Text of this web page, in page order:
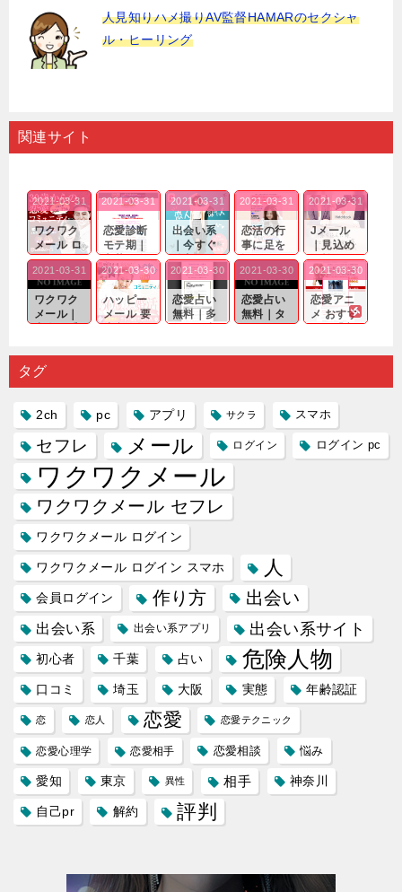
人見知りハメ撮りAV監督HAMARのセクシャ
ル・ヒーリング
関連サイト
ワクワク
メール ロ
グイン pc
｜心の底
から真
剣...
2021-03-31
恋愛診断
モテ期｜
老若男女
問わ
ず…。
2021-03-31
出会い系
｜今すぐ
仲良くな
れる相手
探しをし
たいと...
2021-03-31
恋活の行
事に足を
運んでも
出会いの
チャンス
が訪れ...
2021-03-31
Jメール
｜見込め
る効果が
確実なも
のであっ
ても…...
2021-03-31
ワクワク
メール｜
出会い系
り会った
人に軽...
2021-03-31
ハッピー
メール 要
注意人物
するので
2021-03-30
恋愛占い
無料｜多
数ある出
プリの内
2021-03-30
恋愛占い
無料｜タ
ーゲット
る人に恋
2021-03-30
恋愛アニ
メ おすす
め｜「心
雑で素人
2021-03-30
タグ
2ch pc アプリ サクラ スマホ
セフレ メール ログイン ログイン pc
ワクワクメール
ワクワクメール セフレ
ワクワクメール ログイン
ワクワクメール ログイン スマホ 人
会員ログイン 作り方 出会い
出会い系 出会い系アプリ 出会い系サイト
初心者 千葉 占い 危険人物
口コミ 埼玉 大阪 実態 年齢認証
恋 恋人 恋愛 恋愛テクニック
恋愛心理学 恋愛相手 恋愛相談 悩み
愛知 東京 異性 相手 神奈川
自己pr 解約 評判